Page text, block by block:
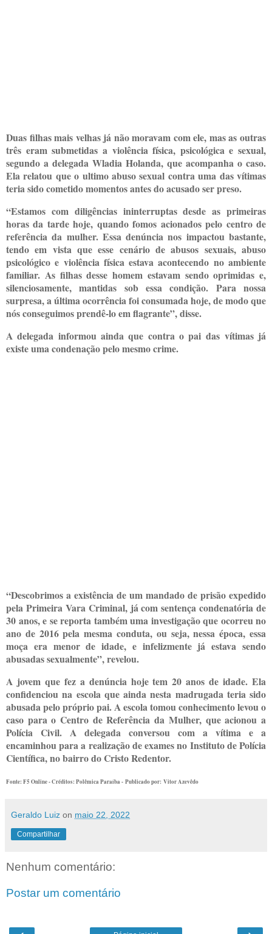
Duas filhas mais velhas já não moravam com ele, mas as outras
três eram submetidas a violência física, psicológica e sexual,
segundo a delegada Wladia Holanda, que acompanha o caso.
Ela relatou que o ultimo abuso sexual contra uma das vítimas
teria sido cometido momentos antes do acusado ser preso.
“Estamos com diligências ininterruptas desde as primeiras
horas da tarde hoje, quando fomos acionados pelo centro de
referência da mulher. Essa denúncia nos impactou bastante,
tendo em vista que esse cenário de abusos sexuais, abuso
psicológico e violência física estava acontecendo no ambiente
familiar. As filhas desse homem estavam sendo oprimidas e,
silenciosamente, mantidas sob essa condição. Para nossa
surpresa, a última ocorrência foi consumada hoje, de modo que
nós conseguimos prendê-lo em flagrante”, disse.
A delegada informou ainda que contra o pai das vítimas já
existe uma condenação pelo mesmo crime.
“Descobrimos a existência de um mandado de prisão expedido
pela Primeira Vara Criminal, já com sentença condenatória de
30 anos, e se reporta também uma investigação que ocorreu no
ano de 2016 pela mesma conduta, ou seja, nessa época, essa
moça era menor de idade, e infelizmente já estava sendo
abusadas sexualmente”, revelou.
A jovem que fez a denúncia hoje tem 20 anos de idade. Ela
confidenciou na escola que ainda nesta madrugada teria sido
abusada pelo próprio pai. A escola tomou conhecimento levou o
caso para o Centro de Referência da Mulher, que acionou a
Polícia Civil. A delegada conversou com a vítima e a
encaminhou para a realização de exames no Instituto de Polícia
Científica, no bairro do Cristo Redentor.
Fonte: F5 Online - Créditos: Polêmica Paraíba - Publicado por: Vitor Azevêdo
Geraldo Luiz on maio 22, 2022
Compartilhar
Nenhum comentário:
Postar um comentário